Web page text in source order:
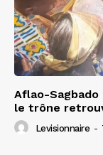
Aflao-Sagbado
le trône
Levisionnaire -